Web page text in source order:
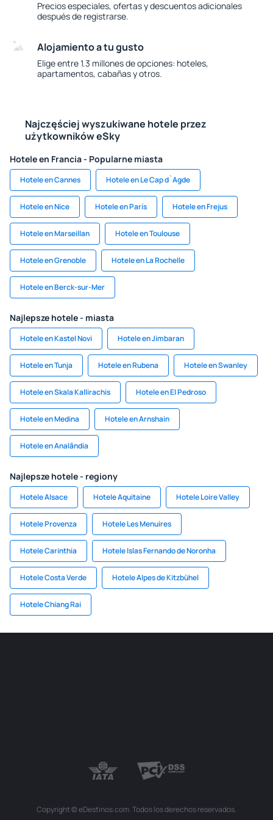
Precios especiales, ofertas y descuentos adicionales
después de registrarse.
Alojamiento a tu gusto
Elige entre 1.3 millones de opciones: hoteles,
apartamentos, cabañas y otros.
Najczęściej wyszukiwane hotele przez
użytkowników eSky
Hotele en Francia - Popularne miasta
Hotele en Cannes Hotele en Le Cap d`Agde
Hotele en Nice Hotele en París Hotele en Frejus
Hotele en Marseillan Hotele en Toulouse
Hotele en Grenoble Hotele en La Rochelle
Hotele en Berck-sur-Mer
Najlepsze hotele - miasta
Hotele en Kastel Novi Hotele en Jimbaran
Hotele en Tunja Hotele en Rubena Hotele en Swanley
Hotele en Skala Kallirachis Hotele en El Pedroso
Hotele en Medina Hotele en Arnshain
Hotele en Analândia
Najlepsze hotele - regiony
Hotele Alsace Hotele Aquitaine Hotele Loire Valley
Hotele Provenza Hotele Les Menuires
Hotele Carinthia Hotele Islas Fernando de Noronha
Hotele Costa Verde Hotele Alpes de Kitzbühel
Hotele Chiang Rai
Copyright © eDestinos.com. Todos los derechos reservados.